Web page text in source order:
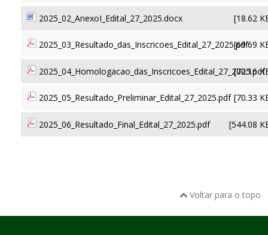
2025_02_AnexoI_Edital_27_2025.docx [18.62
2025_03_Resultado_das_Inscricoes_Edital_27_2025.pdf
[69.69
2025_04_Homologacao_das_Inscricoes_Edital_27_2025.pdf
[70.16
2025_05_Resultado_Preliminar_Edital_27_2025.pdf [70.33
2025_06_Resultado_Final_Edital_27_2025.pdf [544.08
Voltar para o topo